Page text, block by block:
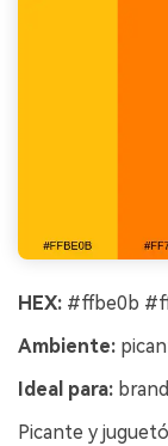
HEX: #ffbe0b
Ambiente:
Ideal para:
Picante y